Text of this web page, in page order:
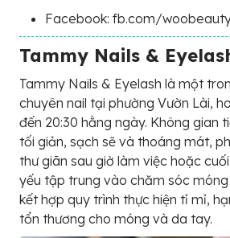
Facebook: fb.com/
Tammy Nails &
Tammy Nails & Eyelash là một
chuyên nail tại phường Vườn Lài,
đến 20:30 hằng ngày. Không gian
tối giản, sạch sẽ và thoáng mát,
thư giãn sau giờ làm việc hoặc
yếu tập trung vào chăm sóc móng
kết hợp quy trình thực hiện tỉ mỉ,
tổn thương cho móng và da tay.